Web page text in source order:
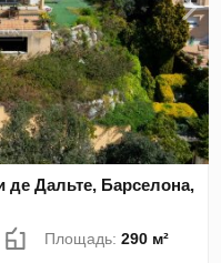
Дальте, Барселона,
Площадь:290 м²